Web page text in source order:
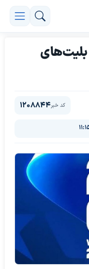
بلیت‌های
کد خبر1208844